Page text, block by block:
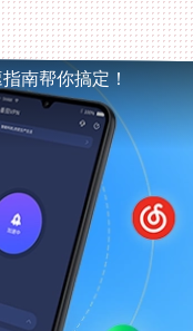
南帮你搞定！